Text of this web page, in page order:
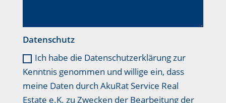
Datenschutz
Ich habe die Datenschutzerklärung zur
Kenntnis genommen und willige ein, dass
meine Daten durch AkuRat Service Real
Estate e.K. zu Zwecken der Bearbeitung der